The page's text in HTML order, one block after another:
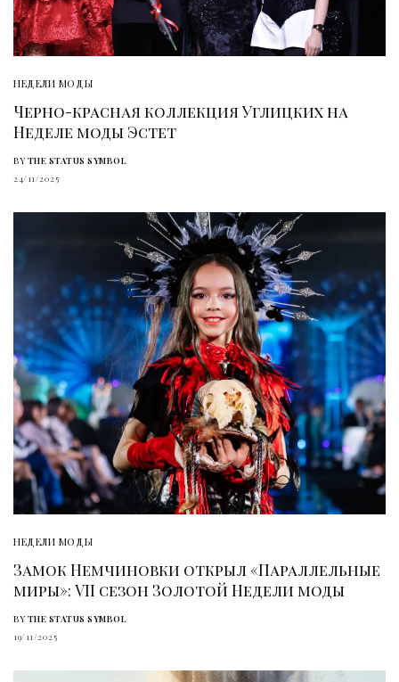
НЕДЕЛИ МОДЫ
Черно-красная коллекция Углицких на
Неделе моды Эстет
BY THE STATUS SYMBOL
24/11/2025
НЕДЕЛИ МОДЫ
Замок Немчиновки открыл «Параллельные
миры»: VII сезон Золотой Недели моды
BY THE STATUS SYMBOL
19/11/2025